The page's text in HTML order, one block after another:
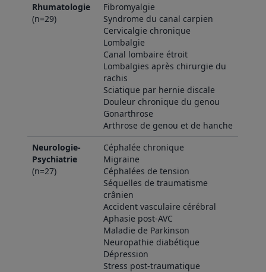
Rhumatologie
(n=29)
Fibromyalgie
Syndrome du canal carpien
Cervicalgie chronique
Lombalgie
Canal lombaire étroit
Lombalgies après chirurgie du
rachis
Sciatique par hernie discale
Douleur chronique du genou
Gonarthrose
Arthrose de genou et de hanche
Neurologie-
Psychiatrie
(n=27)
Céphalée chronique
Migraine
Céphalées de tension
Séquelles de traumatisme
crânien
Accident vasculaire cérébral
Aphasie post-AVC
Maladie de Parkinson
Neuropathie diabétique
Dépression
Stress post-traumatique